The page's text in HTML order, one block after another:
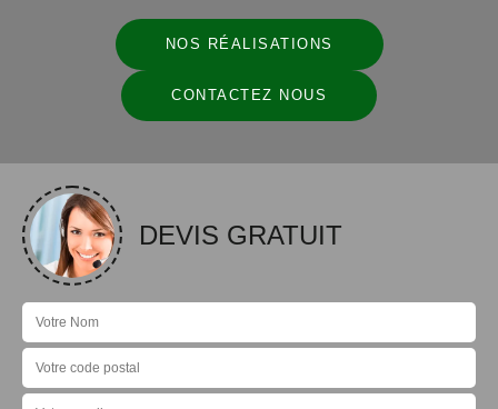
NOS RÉALISATIONS
CONTACTEZ NOUS
DEVIS GRATUIT